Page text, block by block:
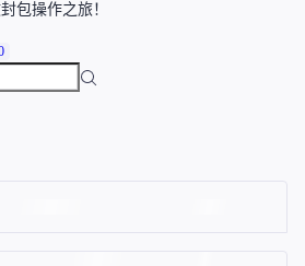
包操作之旅！